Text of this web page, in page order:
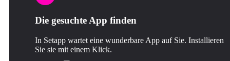
Die gesuchte App finden
In Setapp wartet eine wunderbare App auf Sie. Installieren
Sie sie mit einem Klick.